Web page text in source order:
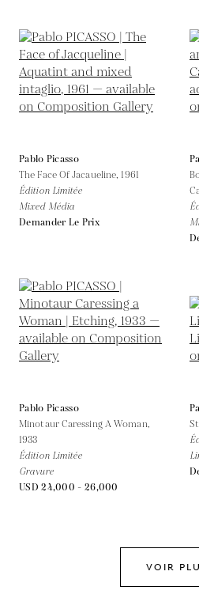
Pablo Picasso
The Face Of Jacaueline,1961
Édition Limitée
Mixed Média
Demander Le Prix
Pablo Picasso
Minotaur Caressing A Woman,
1933
Édition Limitée
Gravure
USD 24,000 - 26,000
VOIR